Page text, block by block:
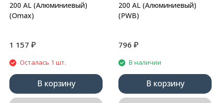
200 AL (Алюминиевый)
(Omax)
1 157 ₽
Осталась 1 шт.
В корзину
200 AL (Алюминиевый)
(PWB)
796 ₽
В наличии
В корзину